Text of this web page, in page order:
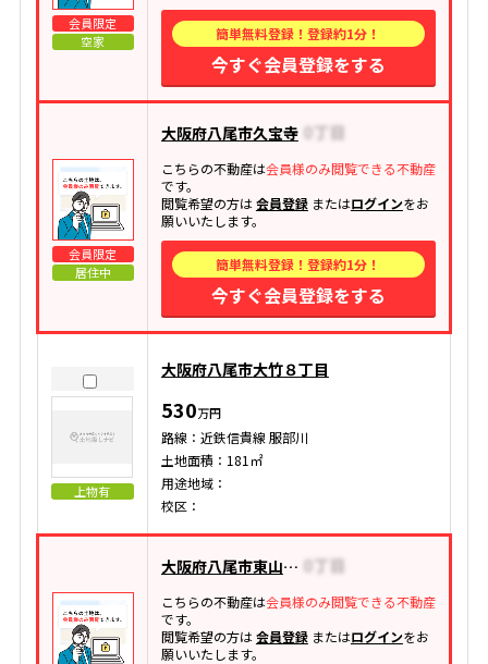
会員限定
空家
簡単無料登録！登録約1分！
今すぐ会員登録をする
会員限定
居住中
大阪府八尾市久宝寺
こちらの不動産は会員様のみ閲覧できる不動産
です。
閲覧希望の方は会員登録またはログインをお
願いいたします。
簡単無料登録！登録約1分！
今すぐ会員登録をする
上物有
大阪府八尾市大竹８丁目
530万円
路線：近鉄信貴線 服部川
土地面積：181㎡
用途地域：
校区：
大阪府八尾市東山本新町
こちらの不動産は会員様のみ閲覧できる不動産
です。
閲覧希望の方は会員登録またはログインをお
願いいたします。